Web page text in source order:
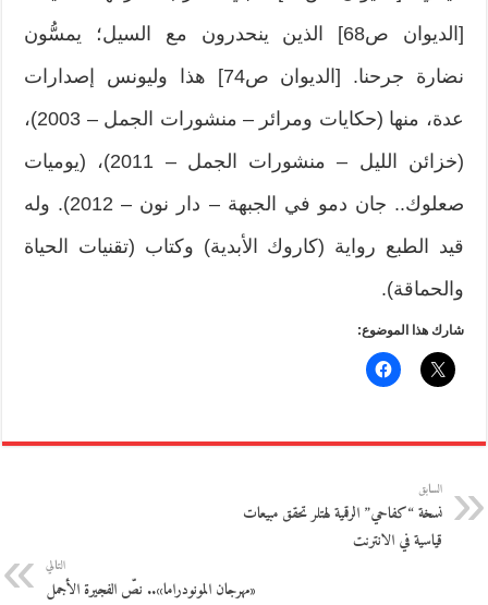
[الديوان ص68] الذين ينحدرون مع السيل؛ يمسُّون
نضارة جرحنا. [الديوان ص74] هذا وليونس إصدارات
عدة، منها (حكايات ومرائر – منشورات الجمل – 2003)،
(خزائن الليل – منشورات الجمل – 2011)، (يوميات
صعلوك.. جان دمو في الجبهة – دار نون – 2012). وله
قيد الطبع رواية (كاروك الأبدية) وكتاب (تقنيات الحياة
والحماقة).
شارك هذا الموضوع:
السابق
نسخة “كفاحي” الرقمية لهتلر تحقق مبيعات
قياسية في الانترنت
التالي
«مهرجان المونودراما».. نصّ الفجيرة الأجمل